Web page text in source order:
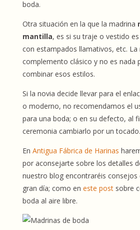
boda.
Otra situación en la que la madrina
mantilla, es si su traje o vestido
con estampados llamativos, etc. La
complemento clásico y no es nada
combinar esos estilos.
Si la novia decide llevar para el
o moderno, no recomendamos el
para una boda; o en su defecto, al
ceremonia cambiarlo por un tocado.
En Antigua Fábrica de Harinas
por aconsejarte sobre los detalles
nuestro blog encontraréis consejos
gran día; como en este postsobre
boda al aire libre.